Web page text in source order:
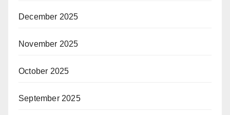
December 2025
November 2025
October 2025
September 2025